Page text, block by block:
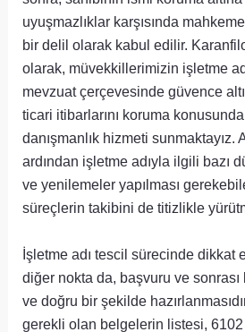
uyuşmazlıklar karşısında
bir delil olarak kabul edilir.
olarak, müvekkillerimizin işletme
mevzuat çerçevesinde güvence
ticari itibarlarını koruma
danışmanlık hizmeti sunmaktayız.
ardından işletme adıyla ilgili bazı
ve yenilemeler yapılması
süreçlerin takibini de titizlikle
İşletme adı tescil sürecinde dikkat
diğer nokta da, başvuru ve
ve doğru bir şekilde
gerekli olan belgelerin listesi, 6102